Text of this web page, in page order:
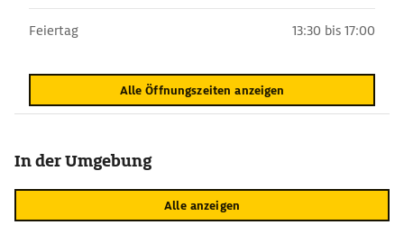
Feiertag 13:30 bis 17:00
Alle Öffnungszeiten anzeigen
In der Umgebung
Alle anzeigen